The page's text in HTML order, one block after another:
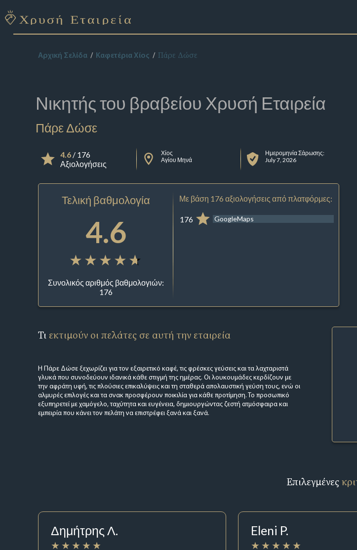
Αρχική Σελίδα Καφετέρια Χίος Πάρε Δώσε
Νικητής του βραβείου Χρυσή Εταιρεία
Πάρε Δώσε
4.6/ 176
Αξιολογήσεις
Χίος
Αγίου Μηνά
Ημερομηνία Σάρωσης:
July 7, 2026
Τελική βαθμολογία
4.6
Συνολικός αριθμός βαθμολογιών:
176
Με βάση 176 αξιολογήσεις από πλατφόρμες:
176 GoogleMaps
Τι εκτιμούν οι πελάτες σε αυτή την εταιρεία
Η Πάρε Δώσε ξεχωρίζει για τον εξαιρετικό καφέ, τις φρέσκες γεύσεις και τα λαχταριστά
γλυκά που συνοδεύουν ιδανικά κάθε στιγμή της ημέρας. Οι λουκουμάδες κερδίζουν με
την αφράτη υφή, τις πλούσιες επικαλύψεις και τη σταθερά απολαυστική γεύση τους, ενώ οι
αλμυρές επιλογές και τα σνακ προσφέρουν ποικιλία για κάθε προτίμηση. Το προσωπικό
εξυπηρετεί με χαμόγελο, ταχύτητα και ευγένεια, δημιουργώντας ζεστή ατμόσφαιρα και
εμπειρία που κάνει τον πελάτη να επιστρέφει ξανά και ξανά.
Επιλεγμένες
Δημήτρης Λ. Eleni P.